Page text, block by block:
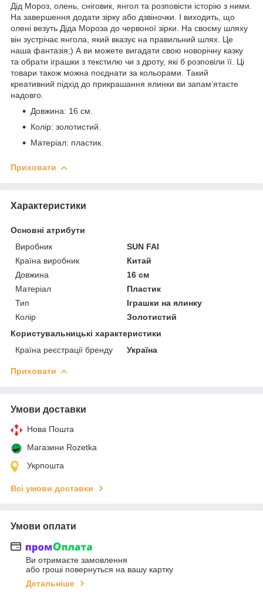
Дід Мороз, олень, сніговик, янгол та розповісти історію з ними.
На завершення додати зірку або дзвіночки. І виходить, що
олені везуть Діда Мороза до червоної зірки. На своєму шляху
він зустрічає янгола, який вказує на правильний шлях. Це
наша фантазія;) А ви можете вигадати свою новорічну казку
та обрати іграшки з текстилю чи з дроту, які б розповіли її. Ці
товари також можна поєднати за кольорами. Такий
креативний підхід до прикрашання ялинки ви запам’ятаєте
надовго.
Довжина: 16 см.
Колір: золотистий.
Матеріал: пластик.
Приховати
Характеристики
Основні атрибути
Виробник
SUN FAI
Країна виробник
Китай
Довжина
16 см
Матеріал
Пластик
Тип
Іграшки на ялинку
Колір
Золотистий
Користувальницькі характеристики
Країна реєстрації бренду
Україна
Приховати
Умови доставки
Нова Пошта
Магазини Rozetka
Укрпошта
Всі умови доставки
Умови оплати
Ви отримаєте замовлення
або гроші повернуться на вашу картку
Детальніше